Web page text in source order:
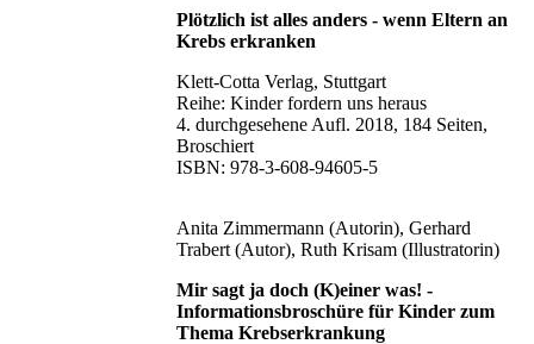
Plötzlich ist alles anders - wenn Eltern an
Krebs erkranken
Klett-Cotta Verlag, Stuttgart
Reihe: Kinder fordern uns heraus
4. durchgesehene Aufl. 2018, 184 Seiten,
Broschiert
ISBN: 978-3-608-94605-5
Anita Zimmermann (Autorin), Gerhard
Trabert (Autor), Ruth Krisam (Illustratorin)
Mir sagt ja doch (K)einer was! -
Informationsbroschüre für Kinder zum
Thema Krebserkrankung